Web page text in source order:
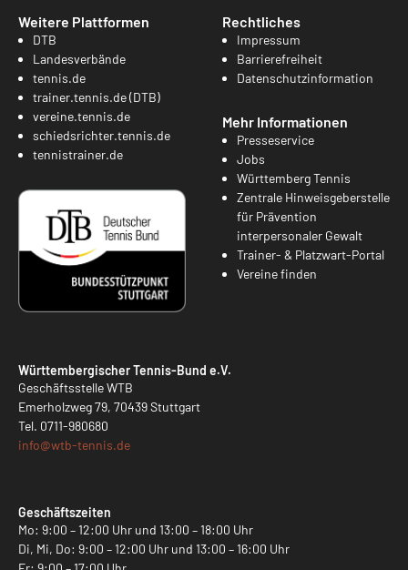
Weitere Plattformen
DTB
Landesverbände
tennis.de
trainer.tennis.de (DTB)
vereine.tennis.de
schiedsrichter.tennis.de
tennistrainer.de
Rechtliches
Impressum
Barrierefreiheit
Datenschutzinformation
Mehr Informationen
Presseservice
Jobs
Württemberg Tennis
Zentrale Hinweisgeberstelle
für Prävention
interpersonaler Gewalt
Trainer- & Platzwart-Portal
Vereine finden
Württembergischer Tennis-Bund e.V.
Geschäftsstelle WTB
Emerholzweg 79, 70439 Stuttgart
Tel. 0711-980680
info@wtb-tennis.de
Geschäftszeiten
Mo: 9:00 – 12:00 Uhr und 13:00 – 18:00 Uhr
Di, Mi, Do: 9:00 – 12:00 Uhr und 13:00 – 16:00 Uhr